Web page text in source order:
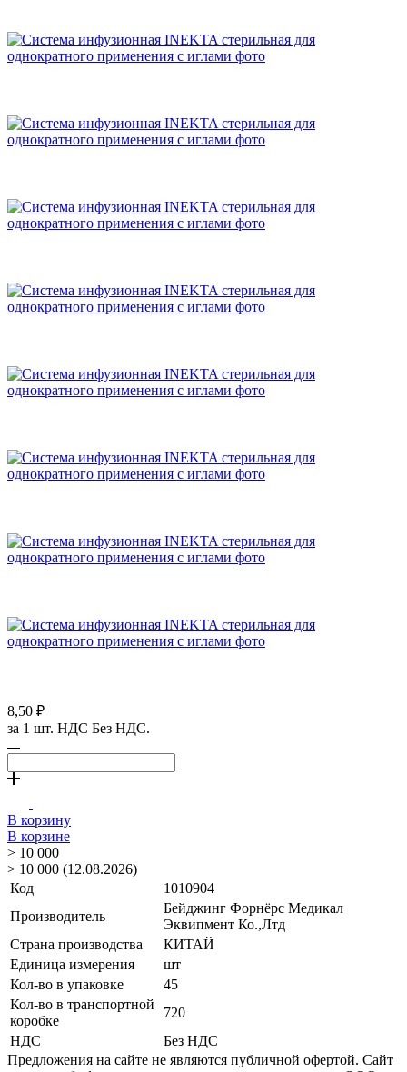
8,50 ₽
за 1 шт. НДС Без НДС.
В корзину
В корзине
> 10 000
> 10 000 (12.08.2026)
Код
1010904
Производитель
Бейджинг Форнёрс Медикал
Эквипмент Ко.,Лтд
Страна производства
КИТАЙ
Единица измерения
шт
Кол-во в упаковке
45
Кол-во в транспортной
коробке
720
НДС
Без НДС
Предложения на сайте не являются публичной офертой. Сайт